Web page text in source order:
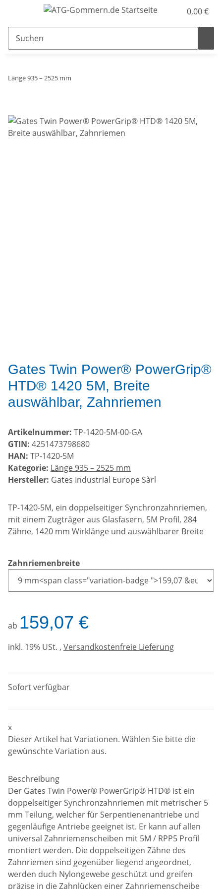
0,00 €
Länge 935 – 2525 mm
Gates Twin Power® PowerGrip®
HTD® 1420 5M, Breite
auswählbar, Zahnriemen
Artikelnummer: TP-1420-5M-00-GA
GTIN: 4251473798680
HAN: TP-1420-5M
Kategorie: Länge 935 – 2525 mm
Hersteller: Gates Industrial Europe Sàrl
TP-1420-5M, ein doppelseitiger Synchronzahnriemen,
mit einem Zugträger aus Glasfasern, 5M Profil, 284
Zähne, 1420 mm Wirklänge und auswählbarer Breite
Zahnriemenbreite
ab 159,07 €
inkl. 19% USt. , Versandkostenfreie Lieferung
Sofort verfügbar
x
Dieser Artikel hat Variationen. Wählen Sie bitte die
gewünschte Variation aus.
Beschreibung
Der Gates Twin Power® PowerGrip® HTD® ist ein
doppelseitiger Synchronzahnriemen mit metrischer 5
mm Teilung, welcher für Serpentienenantriebe und
gegenläufige Antriebe geeignet ist. Er kann auf allen
universal Zahnriemenscheiben mit 5M / RPP5 Profil
montiert werden. Die doppelseitigen Zähne des
Zahnriemen sind gegenüber liegend angeordnet,
werden duch Nylongewebe geschützt und greifen
präzise in die Zahnlücken einer Zahnriemenscheibe